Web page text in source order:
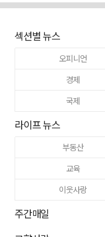
섹션별 뉴스
오피니언
경제
국제
라이프 뉴스
부동산
교육
이웃사랑
주간매일